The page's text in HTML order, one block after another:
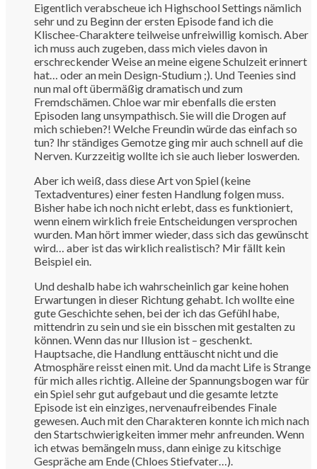
Eigentlich verabscheue ich Highschool Settings nämlich
sehr und zu Beginn der ersten Episode fand ich die
Klischee-Charaktere teilweise unfreiwillig komisch. Aber
ich muss auch zugeben, dass mich vieles davon in
erschreckender Weise an meine eigene Schulzeit erinnert
hat… oder an mein Design-Studium ;). Und Teenies sind
nun mal oft übermäßig dramatisch und zum
Fremdschämen. Chloe war mir ebenfalls die ersten
Episoden lang unsympathisch. Sie will die Drogen auf
mich schieben?! Welche Freundin würde das einfach so
tun? Ihr ständiges Gemotze ging mir auch schnell auf die
Nerven. Kurzzeitig wollte ich sie auch lieber loswerden.
Aber ich weiß, dass diese Art von Spiel (keine
Textadventures) einer festen Handlung folgen muss.
Bisher habe ich noch nicht erlebt, dass es funktioniert,
wenn einem wirklich freie Entscheidungen versprochen
wurden. Man hört immer wieder, dass sich das gewünscht
wird… aber ist das wirklich realistisch? Mir fällt kein
Beispiel ein.
Und deshalb habe ich wahrscheinlich gar keine hohen
Erwartungen in dieser Richtung gehabt. Ich wollte eine
gute Geschichte sehen, bei der ich das Gefühl habe,
mittendrin zu sein und sie ein bisschen mit gestalten zu
können. Wenn das nur Illusion ist – geschenkt.
Hauptsache, die Handlung enttäuscht nicht und die
Atmosphäre reisst einen mit. Und da macht Life is Strange
für mich alles richtig. Alleine der Spannungsbogen war für
ein Spiel sehr gut aufgebaut und die gesamte letzte
Episode ist ein einziges, nervenaufreibendes Finale
gewesen. Auch mit den Charakteren konnte ich mich nach
den Startschwierigkeiten immer mehr anfreunden. Wenn
ich etwas bemängeln muss, dann einige zu kitschige
Gespräche am Ende (Chloes Stiefvater…).